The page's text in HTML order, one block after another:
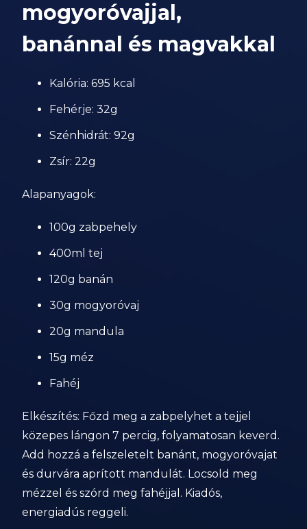
mogyoróvajjal,
banánnal és magvakkal
Kalória: 695 kcal
Fehérje: 32g
Szénhidrát: 92g
Zsír: 22g
Alapanyagok:
100g zabpehely
400ml tej
120g banán
30g mogyoróvaj
20g mandula
15g méz
Fahéj
Elkészítés: Főzd meg a zabpelyhet a tejjel
közepes lángon 7 percig, folyamatosan keverd.
Add hozzá a felszeletelt banánt, mogyoróvajat
és durvára aprított mandulát. Locsold meg
mézzel és szórd meg fahéjjal. Kiadós,
energiadús reggeli.